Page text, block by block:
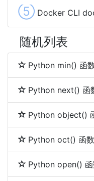
⑤ Docker CLI
随机列表
Python min() 函
Python next() 函
Python object()
Python oct() 函数
Python open() 函